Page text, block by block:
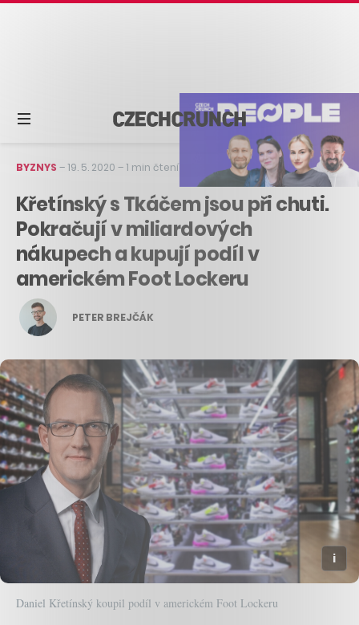
BYZNYS –19. 5. 2020 –1 min čtení
Křetínský s Tkáčem jsou při chuti.
Pokračují v miliardových
nákupech a kupují podíl v
americkém Foot Lockeru
PETER BREJČÁK
Daniel Křetínský koupil podíl v americkém Foot Lockeru